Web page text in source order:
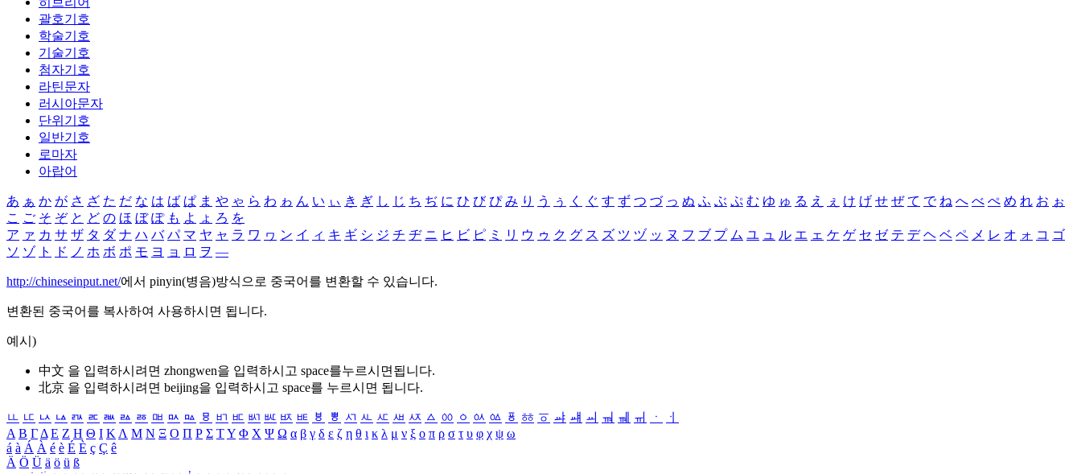
괄호기호
학술기호
기술기호
첨자기호
라틴문자
러시아문자
단위기호
일반기호
로마자
아랍어
あ ぁ か が さ ざ た だ な は ば ぱ ま や ゃ ら わ ゎ ん い ぃ き ぎ し じ ち ぢ に ひ び ぴ み り う ぅ く ぐ す ず つ づ っ ぬ ふ ぶ ぷ む ゆ ゅ る え ぇ け げ せ ぜ て で ね へ べ ぺ め れ お ぉ
こ ご そ ぞ と ど の ほ ぼ ぽ も よ ょ ろ を
ア ァ カ サ ザ タ ダ ナ ハ バ パ マ ヤ ャ ラ ワ ヮ ン イ ィ キ ギ シ ジ チ ヂ ニ ヒ ビ ピ ミ リ ウ ゥ ク グ ス ズ ツ ヅ ッ ヌ フ ブ プ ム ユ ュ ル エ ェ ケ ゲ セ ゼ テ デ ヘ ベ ペ メ レ オ ォ コ ゴ
ソ ゾ ト ド ノ ホ ボ ポ モ ヨ ョ ロ ヲ ―
http://chineseinput.net/에서 pinyin(병음)방식으로 중국어를 변환할 수 있습니다.
변환된 중국어를 복사하여 사용하시면 됩니다.
예시)
中文 을 입력하시려면 zhongwen을 입력하시고 space를누르시면됩니다.
北京 을 입력하시려면 beijing을 입력하시고 space를 누르시면 됩니다.
ㅥ ㅦ ㅧ ㅨ ㅩ ㅪ ㅫ ㅬ ㅭ ㅮ ㅯ ㅰ ㅱ ㅲ ㅳ ㅴ ㅵ ㅶ ㅷ ㅸ ㅹ ㅺ ㅻ ㅼ ㅽ ㅾ ㅿ ㆀ ㆁ ㆂ ㆃ ㆄ ㆅ ㆆ ㆇ ㆈ ㆉ ㆊ ㆋ ㆌ ㆍ
ㆎ
Α Β ΓΔ Ε Ζ Η Θ Ι ΚΛ Μ Ν Ξ Ο Π Ρ Σ ΤΥ Φ Χ Ψ Ω α β γ δ ε ζ η θ ι κ λ μ ν ξ ο π ρ σ τ υ φ χ ψ ω
á à Á À é è É È ç Ç ê
Ä Ö Ü ä ö ü ß